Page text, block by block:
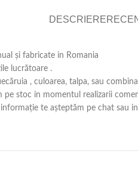
DESCRIERE
și fabricate in Romania
lucrătoare .
, culoarea, talpa, sau
pe stoc in momentul realizarii
te așteptăm pe chat sau